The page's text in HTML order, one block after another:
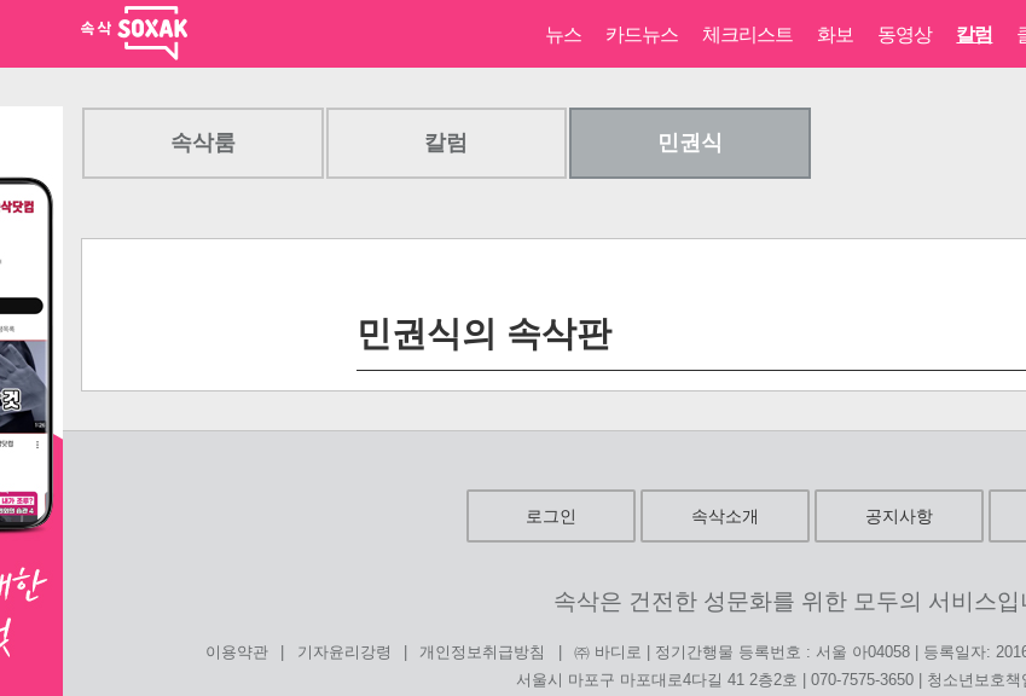
뉴스 카드뉴스 체크리스트 화보 동영상 칼럼
속삭룸 칼럼 민권식
민권식의 속삭판
로그인 속삭소개 공지사항
속삭은 건전한 성문화를 위한 모두의 서비스입
이용약관 기자윤리강령 개인정보취급방침
㈜ 바디로 | 정기간행물 등록번호 : 서울 아04058 | 등록일자:
서울시 마포구 마포대로4다길 41 2층2호 | 070-7575-3650 | 청소년보호책